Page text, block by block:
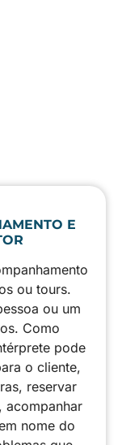
E
ou tours.
ou um
Como
pode
o cliente,
reservar
acompanhar
nome do